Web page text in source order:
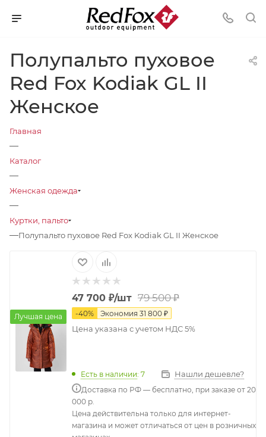
Полупальто пуховое
Red Fox Kodiak GL II
Женское
Главная
—
Каталог
—
Женская одежда
—
Куртки, пальто
—Полупальто пуховое Red Fox Kodiak GL II Женское
Лучшая цена
47 700 ₽/шт 79 500₽
-40% Экономия 31 800 ₽
Цена указана с учетом НДС 5%
Есть в наличии: 7 Нашли дешевле?
Доставка по РФ — бесплатно, при заказе от 20
000 р.
Цена действительна только для интернет-
магазина и может отличаться от цен в розничных